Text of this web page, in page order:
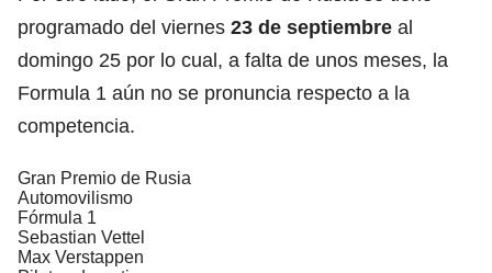
programado del viernes 23 de septiembre al
domingo 25 por lo cual, a falta de unos meses, la
Formula 1 aún no se pronuncia respecto a la
competencia.
Gran Premio de Rusia
Automovilismo
Fórmula 1
Sebastian Vettel
Max Verstappen